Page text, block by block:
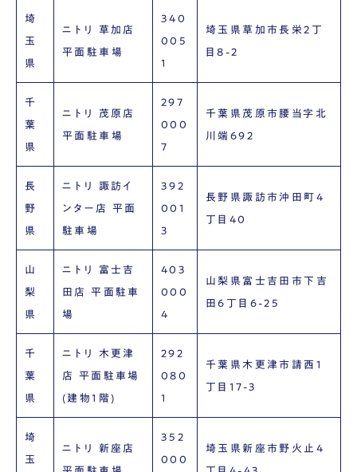
埼
玉
県
ニトリ 草加店
平面駐車場
340
005
1
埼玉県草加市長栄2丁
目8-2
千
葉
県
ニトリ 茂原店
平面駐車場
297
000
7
千葉県茂原市腰当字北
川端692
長
野
県
ニトリ 諏訪イ
ンター店 平面
駐車場
392
001
3
長野県諏訪市沖田町4
丁目40
山
梨
県
ニトリ 富士吉
田店 平面駐車
場
403
000
4
山梨県富士吉田市下吉
田6丁目6-25
千
葉
県
ニトリ 木更津
店 平面駐車場
(建物1階)
292
080
1
千葉県木更津市請西1
丁目17-3
埼
玉
ニトリ 新座店
352
000
埼玉県新座市野火止4